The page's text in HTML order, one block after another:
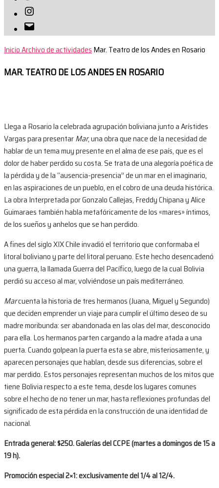
Instagram
Correo
electrónico
InicioArchivo de actividadesMar. Teatro de los Andes en Rosario
MAR. TEATRO DE LOS ANDES EN ROSARIO
Llega a Rosario la celebrada agrupación boliviana junto a Arístides
Vargas para presentarMar, una obra que nace de la necesidad de
hablar de un tema muy presente en el alma de ese país, que es el
dolor de haber perdido su costa. Se trata de una alegoría poética de
la pérdida y de la “ausencia-presencia” de un mar en el imaginario,
en las aspiraciones de un pueblo, en el cobro de una deuda histórica.
La obra Interpretada por Gonzalo Callejas, Freddy Chipana y Alice
Guimaraes también habla metafóricamente de los «mares» íntimos,
de los sueños y anhelos que se han perdido.
A fines del siglo XIX Chile invadió el territorio que conformaba el
litoral boliviano y parte del litoral peruano. Este hecho desencadenó
una guerra, la llamada Guerra del Pacífico, luego de la cual Bolivia
perdió su acceso al mar, volviéndose un país mediterráneo.
Marcuenta la historia de tres hermanos (Juana, Miguel y Segundo)
que deciden emprender un viaje para cumplir el último deseo de su
madre moribunda: ser abandonada en las olas del mar, desconocido
para ella. Los hermanos parten cargando a la madre atada a una
puerta. Cuando golpean la puerta esta se abre, misteriosamente, y
aparecen personajes que hablan, desde sus diferencias, sobre el
mar perdido. Estos personajes representan muchos de los mitos que
tiene Bolivia respecto a este tema, desde los lugares comunes
sobre el hecho de no tener un mar, hasta reflexiones profundas del
significado de esta pérdida en la construcción de una identidad de
nacional.
Entrada general: $250. Galerías del CCPE (martes a domingos de 15 a
19 h).
Promoción especial 2×1: exclusivamente del 1/4 al 12/4.